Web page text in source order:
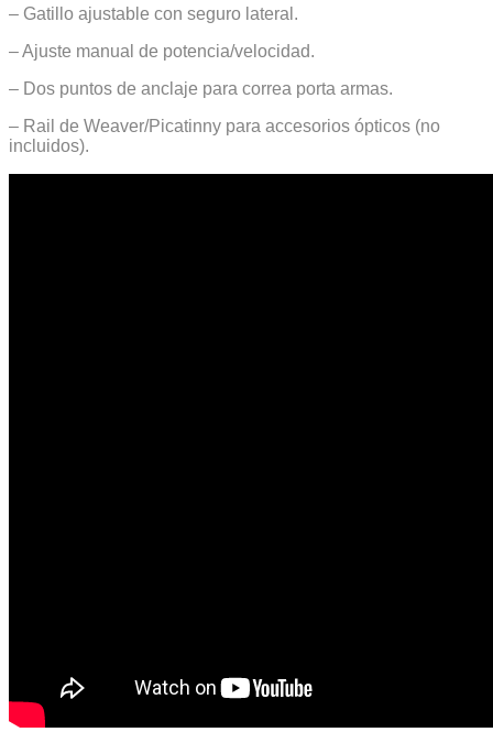
– Gatillo ajustable con seguro lateral.
– Ajuste manual de potencia/velocidad.
– Dos puntos de anclaje para correa porta armas.
– Rail de Weaver/Picatinny para accesorios ópticos (no
incluidos).